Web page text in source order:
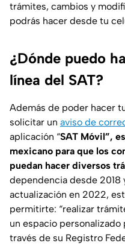
trámites, cambios y
podrás hacer desde tu
¿Dónde puedo
línea del SAT?
Además de poder hacer
solicitar un aviso de
aplicación “SAT Móvil”,
mexicano para que los
puedan hacer diversos
dependencia desde 2018
actualización en 2022,
permitirte: “realizar
un espacio
través de su Registro